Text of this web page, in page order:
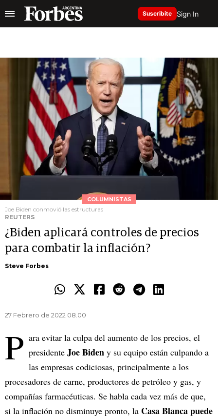
Suscribite Sign In
COLUMNISTAS
Joe Biden conmovió las estructuras
REUTERS
¿Biden aplicará controles de precios
para combatir la inflación?
Steve Forbes
27 Febrero de 2022 08.00
P ara evitar la culpa del aumento de los precios, el
presidente Joe Biden y su equipo están culpando a
las empresas codiciosas, principalmente a los
procesadores de carne, productores de petróleo y gas, y
compañías farmacéuticas. Se habla cada vez más de que,
si la inflación no disminuye pronto, la Casa Blanca puede